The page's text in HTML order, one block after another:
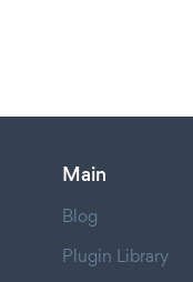
Main
Blog
Plugin Library